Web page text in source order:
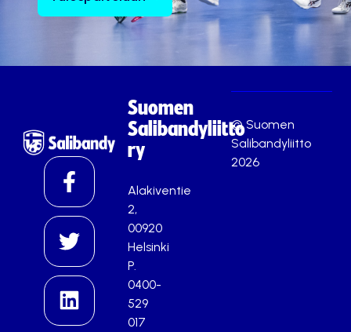
Suomen
Salibandyliitto
ry
Alakiventie
2,
00920
Helsinki
P.
0400-
529
017
© Suomen
Salibandyliitto
2026